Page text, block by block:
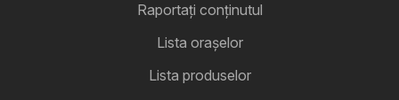
Raportați conținutul
Lista oraşelor
Lista produselor